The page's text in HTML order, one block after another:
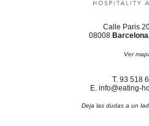
Calle Paris
08008 Barcelona
Ver
T. 93 518
E. info@eating-
Deja las dudas a un